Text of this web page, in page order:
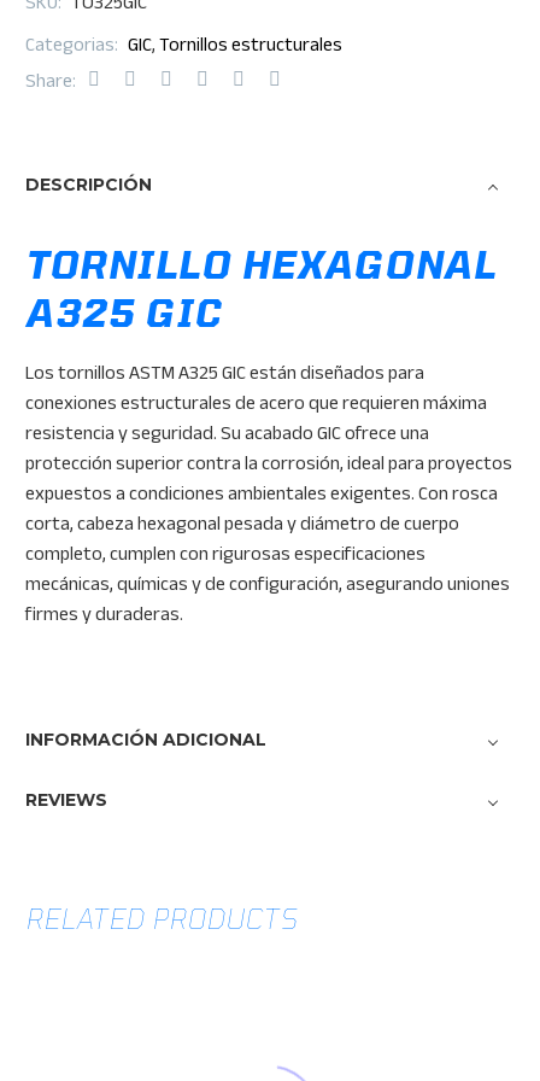
Categorias: GIC, Tornillos estructurales
Share:
DESCRIPCIÓN
TORNILLO HEXAGONAL
A325 GIC
Los tornillos ASTM A325 GIC están diseñados para
conexiones estructurales de acero que requieren máxima
resistencia y seguridad. Su acabado GIC ofrece una
protección superior contra la corrosión, ideal para proyectos
expuestos a condiciones ambientales exigentes. Con rosca
corta, cabeza hexagonal pesada y diámetro de cuerpo
completo, cumplen con rigurosas especificaciones
mecánicas, químicas y de configuración, asegurando uniones
firmes y duraderas.
INFORMACIÓN ADICIONAL
REVIEWS
RELATED PRODUCTS
controlada